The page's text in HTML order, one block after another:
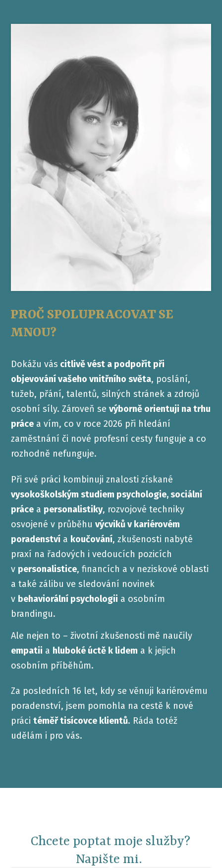
PROČ SPOLUPRACOVAT SE
MNOU?
Dokážu vás citlivě vést a podpořit při
objevování vašeho vnitřního světa, poslání,
tužeb, přání, talentů, silných stránek a zdrojů
osobní síly. Zároveň sevýborně orientuji na trhu
práce a vím, co v roce 2026 při hledání
zaměstnání či nové profesní cesty funguje a co
rozhodně nefunguje.
Při své práci kombinuji znalosti získané
vysokoškolským studiem psychologie, sociální
práce a personalistiky, rozvojové techniky
osvojené v průběhuvýcviků v kariérovém
poradenství a koučování, zkušenosti nabyté
praxí na řadových i vedoucích pozicích
v personalistice, financích a v neziskové oblasti
a také zálibu ve sledování novinek
v behaviorální psychologii a osobním
brandingu.
Ale nejen to – životní zkušenosti mě naučily
empatii a hluboké úctě k lidem a k jejich
osobním příběhům.
Za posledních 16 let, kdy se věnuji kariérovému
poradenství, jsem pomohla na cestě k nové
prácitéměř tisícovce klientů. Ráda totéž
udělám i pro vás.
Chcete poptat moje služby?
Napište mi.